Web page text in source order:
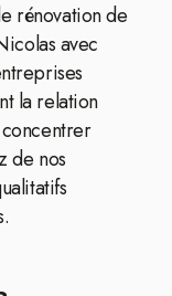
rénovation de
avec
la relation
de nos